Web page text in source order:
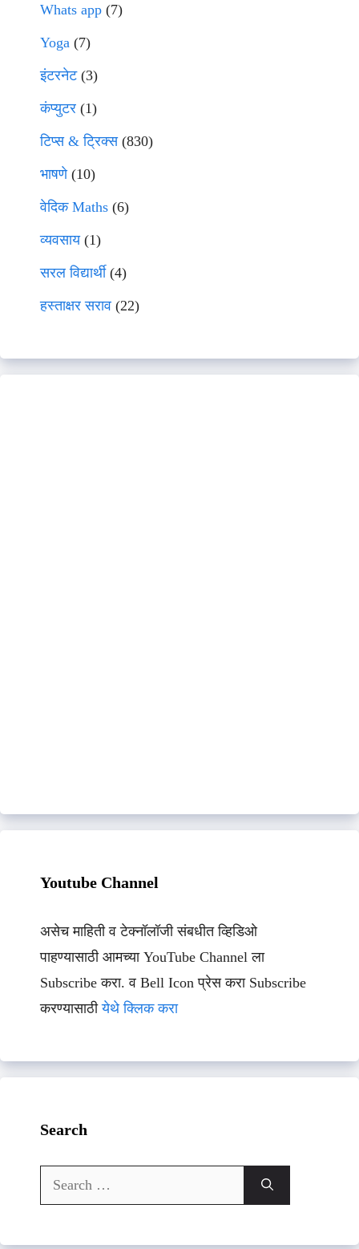
Whats app (7)
Yoga (7)
इंटरनेट(3)
कंप्युटर (1)
टिप्स & ट्रिक्स(830)
भाषणे(10)
वेदिक Maths (6)
व्यवसाय(1)
सरल विद्यार्थी(4)
हस्ताक्षर सराव (22)
Youtube Channel
असेच माहिती व टेक्नॉलॉजी संबधीत व्हिडिओ
पाहण्यासाठी आमच्या YouTube Channel ला
Subscribe करा. व Bell Icon प्रेस करा Subscribe
करण्यासाठीयेथे क्लिक करा
Search
Search
for: